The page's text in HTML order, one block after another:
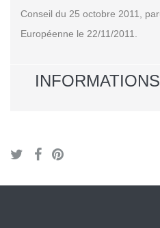
Conseil du 25 octobre 2011,
Européenne le 22/11/2011.